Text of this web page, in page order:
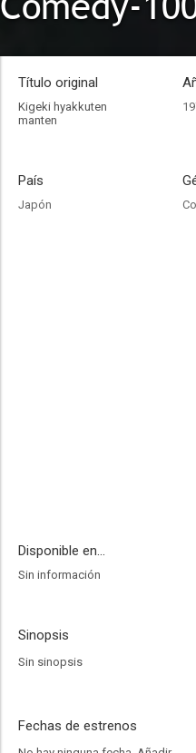
Título original
Kigeki hyakkuten
manten
País
Japón
Disponible en...
Sin información
Sinopsis
Sin sinopsis
Fechas de estrenos